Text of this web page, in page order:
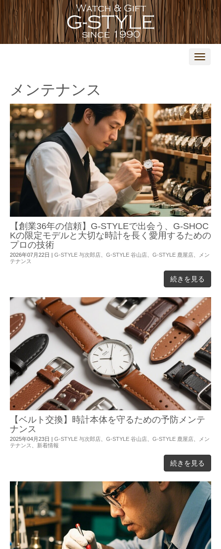
N
t
i
o
メンテナンス
【創業36年の信頼】G-STYLEで出会う、G-SHOC
Kの限定モデルと大切な時計を長く愛用するための
プロの技術
2026年07月22日 | G-STYLE 与次郎店 G-STYLE 谷山店 G-STYLE 鹿屋店
メン
テナンス
続きを見る
【ベルト交換】時計本体を守るための予防メンテ
ナンス
2025年04月23日 | G-STYLE 与次郎店 G-STYLE 谷山店 G-STYLE 鹿屋店
メン
テナンス
新着情報
続きを見る